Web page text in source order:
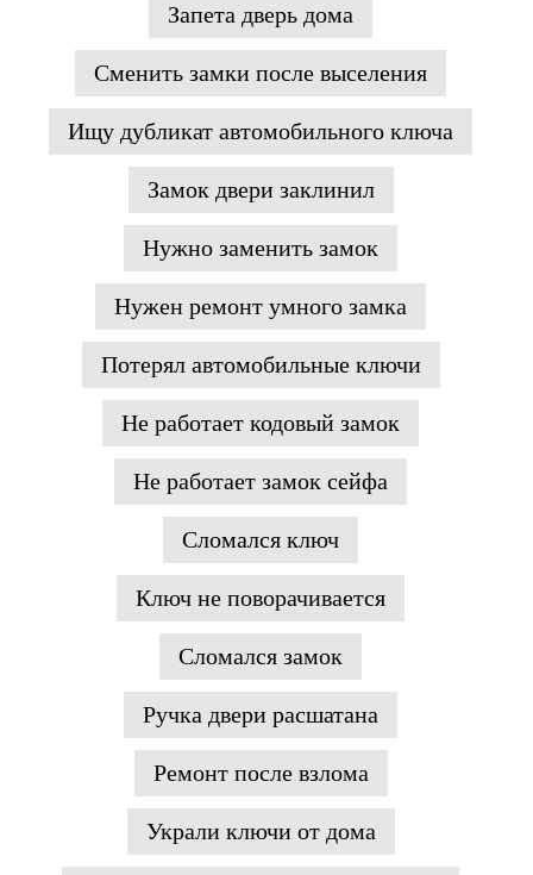
Запета дверь дома
Сменить замки после выселения
Ищу дубликат автомобильного ключа
Замок двери заклинил
Нужно заменить замок
Нужен ремонт умного замка
Потерял автомобильные ключи
Не работает кодовый замок
Не работает замок сейфа
Сломался ключ
Ключ не поворачивается
Сломался замок
Ручка двери расшатана
Ремонт после взлома
Украли ключи от дома